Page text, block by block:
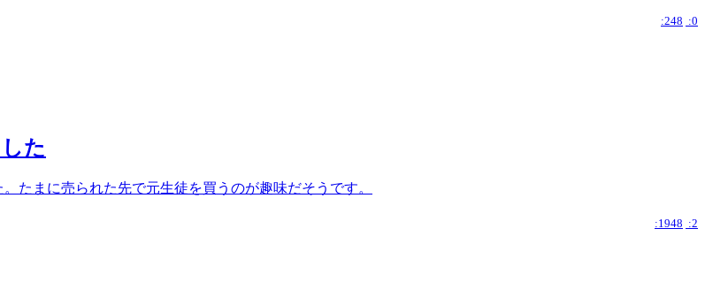
:248 :0
た
たまに売られた先で元生徒を買うのが趣味だそうです。
:1948 :2